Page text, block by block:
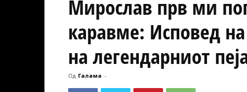
Мирослав прв ми
каравме: Исповед
на легендарниот
Од Галама -